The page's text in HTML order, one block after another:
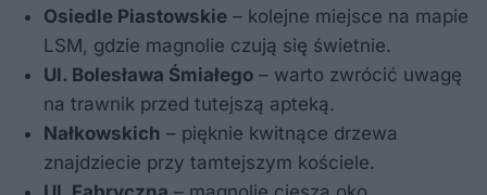
Osiedle Piastowskie – kolejne miejsce na mapie
LSM, gdzie magnolie czują się świetnie.
Ul. Bolesława Śmiałego – warto zwrócić uwagę
na trawnik przed tutejszą apteką.
Nałkowskich – pięknie kwitnące drzewa
znajdziecie przy tamtejszym kościele.